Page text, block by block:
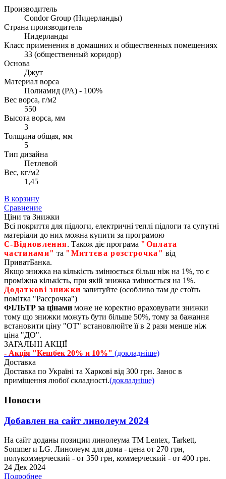
Производитель
Condor Group (Нидерланды)
Страна производитель
Нидерланды
Класс применения в домашних и общественных помещениях
33 (общественный коридор)
Основа
Джут
Материал ворса
Полиамид (PA) - 100%
Вес ворса, г/м2
550
Высота ворса, мм
3
Толщина общая, мм
5
Тип дизайна
Петлевой
Вес, кг/м2
1,45
В корзину
Сравнение
Ціни та Знижки
Всі покриття для підлоги, електричні теплі підлоги та супутні
матеріали до них можна купити за програмою
Є‑Відновлення. Також діє програма "Оплата
частинами" та "Миттєва розстрочка" від
ПриватБанка.
Якщо знижка на кількість змінюється більш ніж на 1%, то є
проміжна кількість, при якій знижка змінюється на 1%.
Додаткові знижки запитуйте (особливо там де стоїть
помітка "Рассрочка")
ФІЛЬТР за цінами може не коректно враховувати знижки
тому що знижки можуть бути більше 50%, тому за бажання
встановити ціну "ОТ" встановлюйте її в 2 рази менше ніж
ціна "ДО".
ЗАГАЛЬНІ АКЦІЇ
- Акція "Кешбек 20% и 10%" (докладніше)
Доставка
Доставка по Україні та Харкові від 300 грн. Занос в
приміщення любої складності.(докладніше)
Новости
Добавлен на сайт линолеум 2024
На сайт доданы позиции линолеума ТМ Lentex, Tarkett,
Sommer и LG. Линолеум для дома - цена от 270 грн,
полукоммерческий - от 350 грн, коммерческий - от 400 грн.
24 Дек 2024
Подробнее